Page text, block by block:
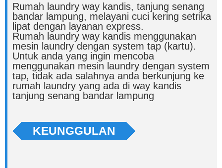
Rumah laundry way kandis, tanjung senang
bandar lampung, melayani cuci kering setrika
lipat dengan layanan express.
Rumah laundry way kandis menggunakan
mesin laundry dengan system tap (kartu).
Untuk anda yang ingin mencoba
menggunakan mesin laundry dengan system
tap, tidak ada salahnya anda berkunjung ke
rumah laundry yang ada di way kandis
tanjung senang bandar lampung
KEUNGGULAN